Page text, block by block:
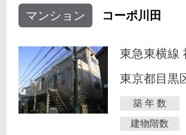
マンション コーポ川田
東急東横線
東京都目黒
築 年 数
建物階数